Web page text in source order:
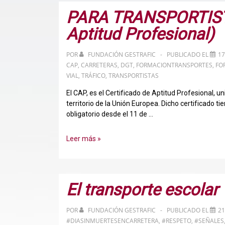
PARA
Aptitud Profesional)
POR FUNDACIÓN GESTRAFIC PUBLICADO EL
CAP, CARRETERAS, DGT, FORMACIONTRANSPORTES,
VIAL, TRÁFICO, TRANSPORTISTAS
El CAP, es el Certificado de Aptitud Profesional,
territorio de la Unión Europea. Dicho certificado
obligatorio desde el 11 de …
PARA
(Certificado
de
Profesional)
Leer más »
El transporte escolar
POR FUNDACIÓN GESTRAFIC PUBLICADO EL
#DIASINMUERTESENCARRETERA, #RESPETO, #SEÑALES,